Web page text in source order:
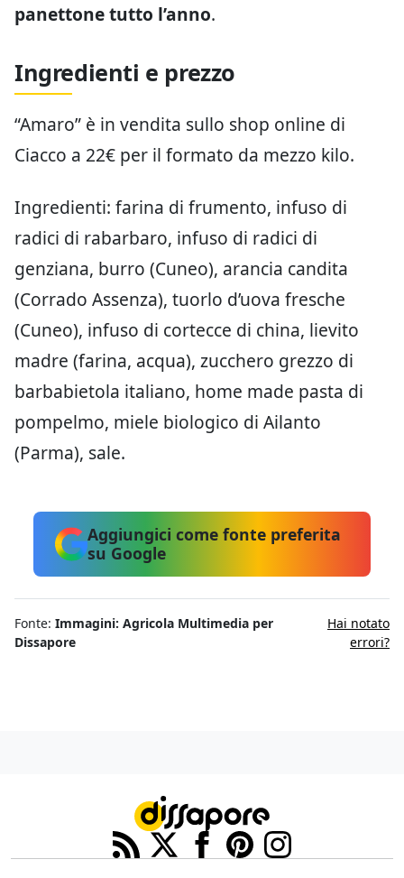
panettone tutto l’anno.
Ingredienti e prezzo
“Amaro” è in vendita sullo shop online di
Ciacco a 22€ per il formato da mezzo kilo.
Ingredienti: farina di frumento, infuso di
radici di rabarbaro, infuso di radici di
genziana, burro (Cuneo), arancia candita
(Corrado Assenza), tuorlo d’uova fresche
(Cuneo), infuso di cortecce di china, lievito
madre (farina, acqua), zucchero grezzo di
barbabietola italiano, home made pasta di
pompelmo, miele biologico di Ailanto
(Parma), sale.
Aggiungici come fonte preferita
su Google
Fonte: Immagini: Agricola Multimedia per
Dissapore
Hai notato
errori?